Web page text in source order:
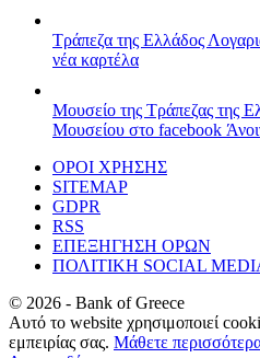
Τράπεζα της Ελλάδος
νέα καρτέλα
Μουσείο της Τράπεζας της
Μουσείου στο facebook
ΟΡΟΙ ΧΡΗΣΗΣ
SITEMAP
GDPR
RSS
ΕΠΕΞΗΓΗΣΗ ΟΡΩΝ
ΠΟΛΙΤΙΚΗ SOCIAL
© 2026 - Bank of Greece
Αυτό το website χρησιμοποιεί
εμπειρίας σας. Μάθετε